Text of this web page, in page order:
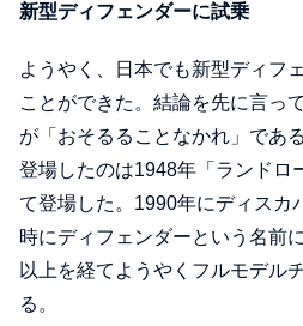
新型ディフェンダーに試乗
ようやく、日本でも新型ディフ
ことができた。結論を先に言っ
が「おそるることなかれ」であ
登場したのは1948年「ランド
て登場した。1990年にディスカ
時にディフェンダーという名前
以上を経てようやくフルモデル
る。